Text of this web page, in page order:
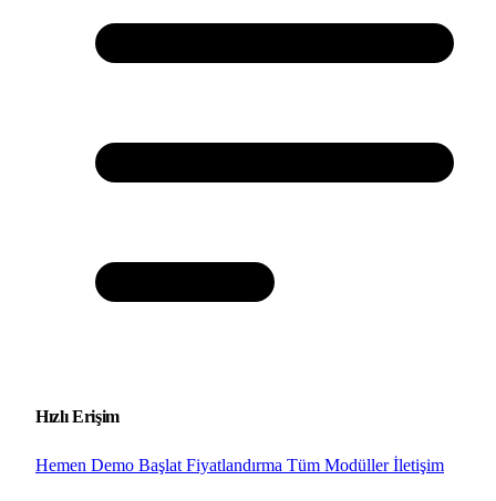
Hızlı Erişim
Hemen Demo BaşlatFiyatlandırma Tüm Modüllerİletişim